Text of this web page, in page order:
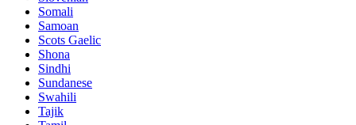
Somali
Samoan
Scots Gaelic
Shona
Sindhi
Sundanese
Swahili
Tajik